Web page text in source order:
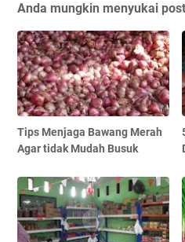
Anda mungkin menyukai
Tips Menjaga Bawang Merah
Agar tidak Mudah Busuk